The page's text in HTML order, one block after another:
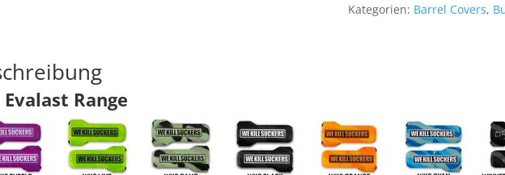
Kategorien: Barrel Covers,
Range